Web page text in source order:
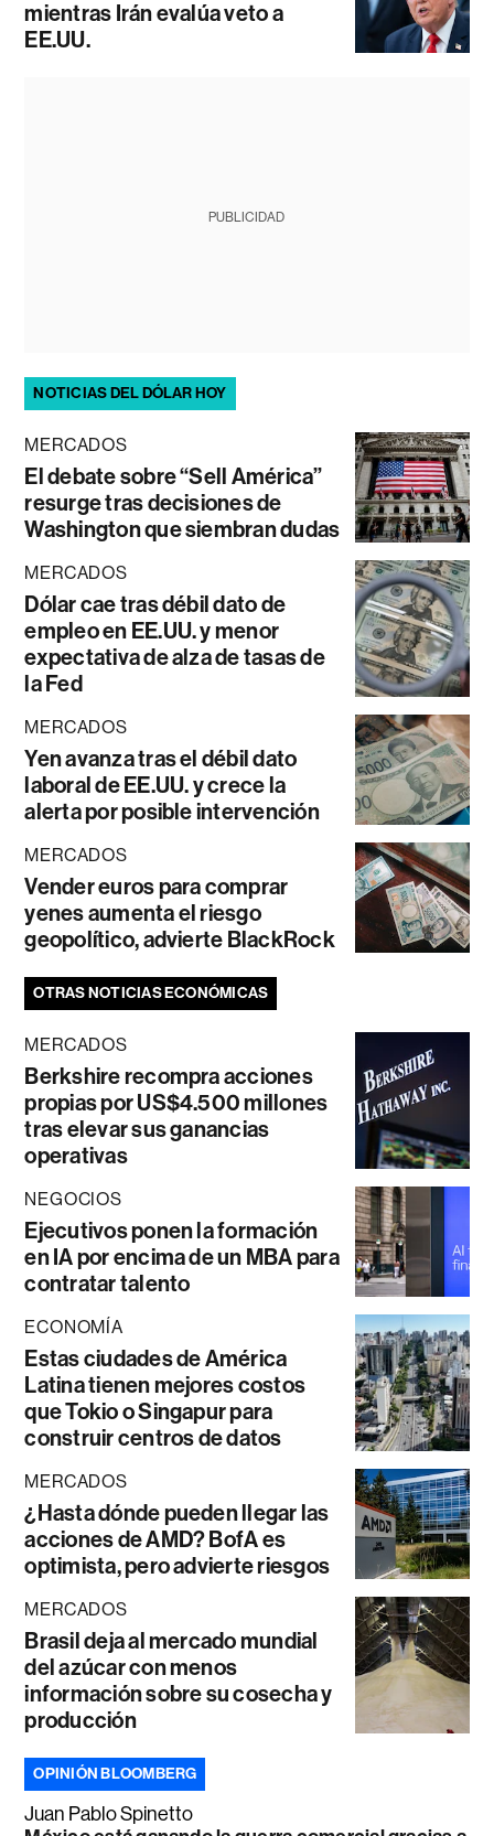
mientras Irán evalúa veto a
EE.UU.
PUBLICIDAD
NOTICIAS DEL DÓLAR HOY
MERCADOS
El debate sobre “Sell América”
resurge tras decisiones de
Washington que siembran dudas
MERCADOS
Dólar cae tras débil dato de
empleo en EE.UU. y menor
expectativa de alza de tasas de
la Fed
MERCADOS
Yen avanza tras el débil dato
laboral de EE.UU. y crece la
alerta por posible intervención
MERCADOS
Vender euros para comprar
yenes aumenta el riesgo
geopolítico, advierte BlackRock
OTRAS NOTICIAS ECONÓMICAS
MERCADOS
Berkshire recompra acciones
propias por US$4.500 millones
tras elevar sus ganancias
operativas
NEGOCIOS
Ejecutivos ponen la formación
en IA por encima de un MBA para
contratar talento
ECONOMÍA
Estas ciudades de América
Latina tienen mejores costos
que Tokio o Singapur para
construir centros de datos
MERCADOS
¿Hasta dónde pueden llegar las
acciones de AMD? BofA es
optimista, pero advierte riesgos
MERCADOS
Brasil deja al mercado mundial
del azúcar con menos
información sobre su cosecha y
producción
OPINIÓN BLOOMBERG
Juan Pablo Spinetto